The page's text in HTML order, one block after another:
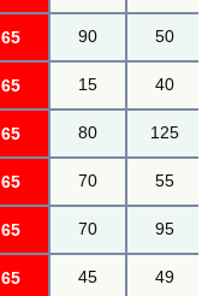
65 90 50
65 15 40
65 80 125
65 70 55
65 70 95
65 45 49